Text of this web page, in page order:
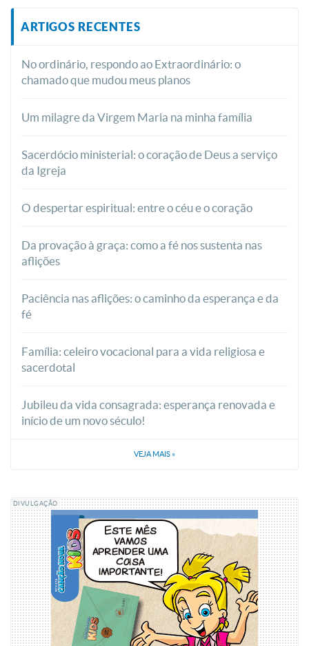
ARTIGOS RECENTES
No ordinário, respondo ao Extraordinário: o
chamado que mudou meus planos
Um milagre da Virgem Maria na minha família
Sacerdócio ministerial: o coração de Deus a serviço
da Igreja
O despertar espiritual: entre o céu e o coração
Da provação à graça: como a fé nos sustenta nas
aflições
Paciência nas aflições: o caminho da esperança e da
fé
Família: celeiro vocacional para a vida religiosa e
sacerdotal
Jubileu da vida consagrada: esperança renovada e
início de um novo século!
VEJA MAIS »
DIVULGAÇÃO